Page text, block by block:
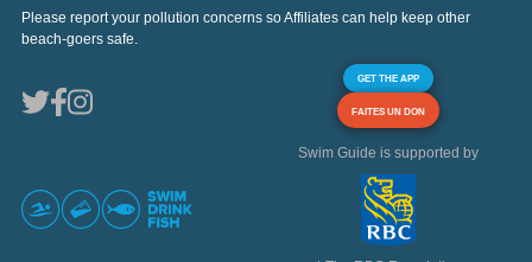
Please report your pollution concerns so Affiliates can help keep other
beach-goers safe.
GET THE APP
FAITES UN DON
Swim Guide is supported by